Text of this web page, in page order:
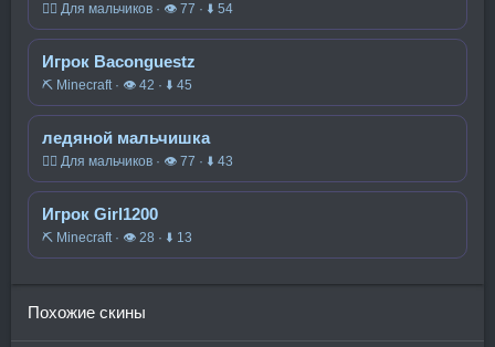
🧍‍♂️ Для мальчиков · 👁 77 · ⬇ 54
Игрок Baconguestz
⛏️ Minecraft · 👁 42 · ⬇ 45
ледяной мальчишка
🧍‍♂️ Для мальчиков · 👁 77 · ⬇ 43
Игрок Girl1200
⛏️ Minecraft · 👁 28 · ⬇ 13
Похожие скины